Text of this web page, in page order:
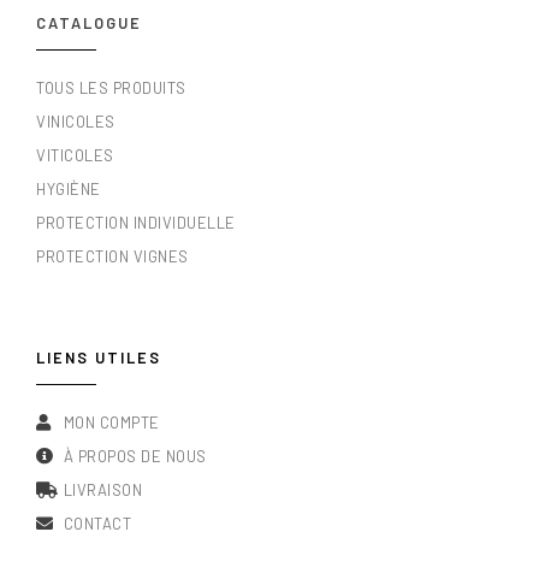
CATALOGUE
TOUS LES PRODUITS
VINICOLES
VITICOLES
HYGIÈNE
PROTECTION INDIVIDUELLE
PROTECTION VIGNES
LIENS UTILES
MON COMPTE
À PROPOS DE NOUS
LIVRAISON
CONTACT